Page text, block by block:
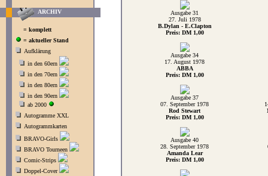
ARCHIV
= komplett
= aktueller Stand
Aufklärung
in den 60ern
in den 70ern
in den 80ern
in den 90ern
ab 2000
Autogramme XXL
Autogrammkarten
BRAVO-Girls
BRAVO Tourneen
Comic-Strips
Doppel-Cover
Ausgabe 31
27. Juli 1978
B.Dylan - E.Clapton
Preis: DM 1,00
Ausgabe 34
17. August 1978
ABBA
Preis: DM 1,00
Ausgabe 37
07. September 1978
Rod Stewart
Preis: DM 1,00
Ausgabe 40
28. September 1978
Amanda Lear
Preis: DM 1,00